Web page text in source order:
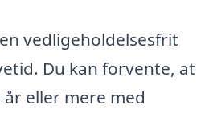
vedligeholdelsesfrit
Du kan forvente, at
eller mere med